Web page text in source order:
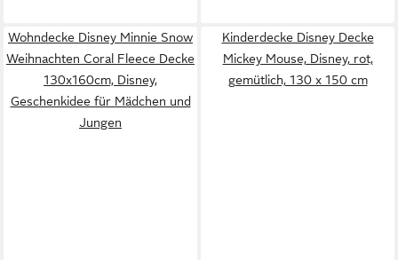
Wohndecke Disney Minnie Snow
Weihnachten Coral Fleece Decke
130x160cm, Disney,
Geschenkidee für Mädchen und
Jungen
Kinderdecke Disney Decke
Mickey Mouse, Disney, rot,
gemütlich, 130 x 150 cm